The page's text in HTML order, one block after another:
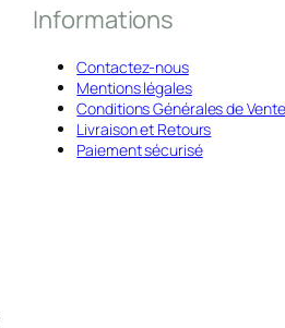
Informations
Contactez-nous
Mentions légales
Conditions Générales de Vente
Livraison et Retours
Paiement sécurisé